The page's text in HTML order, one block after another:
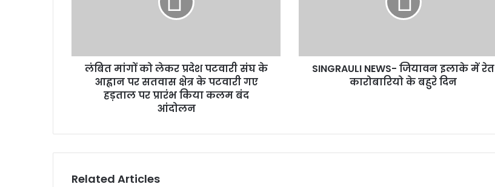
लंबित मांगों को लेकर प्रदेश पटवारी संघ के
आह्वान पर सतवास क्षेत्र के पटवारी गए
हड़ताल पर प्रारंभ किया कलम बंद
आंदोलन
SINGRAULI NEWS- जियावन इलाके में रेत
कारोबारियो के बहुरे दिन
Related Articles